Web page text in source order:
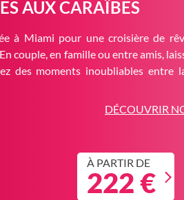
AUX CARAÏBES
à Miami pour une croisière de
couple, en famille ou entre amis,
des moments inoubliables entre
DÉCOUVRIR
À PARTIR DE
222 €